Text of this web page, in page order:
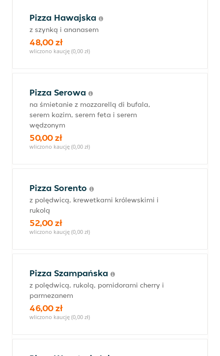
Pizza Hawajska
z szynką i ananasem
48,00 zł
wliczono kaucję (0,00 zł)
Pizza Serowa
na śmietanie z mozzarellą di bufala,
serem kozim, serem feta i serem
wędzonym
50,00 zł
wliczono kaucję (0,00 zł)
Pizza Sorento
z polędwicą, krewetkami królewskimi i
rukolą
52,00 zł
wliczono kaucję (0,00 zł)
Pizza Szampańska
z polędwicą, rukolą, pomidorami cherry i
parmezanem
46,00 zł
wliczono kaucję (0,00 zł)